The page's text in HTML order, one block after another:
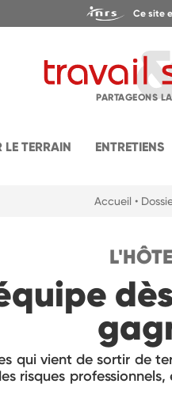
Ce site
PARTAGEONS
LE TERRAIN ENTRETIENS
Accueil •
qui vient de sortir de
risques